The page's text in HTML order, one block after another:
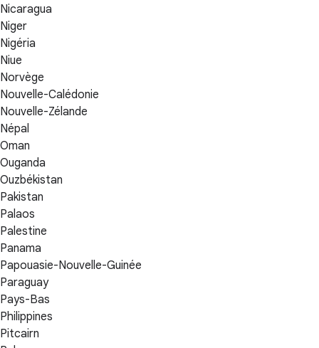
Nicaragua
Niger
Nigéria
Niue
Norvège
Nouvelle-Calédonie
Nouvelle-Zélande
Népal
Oman
Ouganda
Ouzbékistan
Pakistan
Palaos
Palestine
Panama
Papouasie-Nouvelle-Guinée
Paraguay
Pays-Bas
Philippines
Pitcairn